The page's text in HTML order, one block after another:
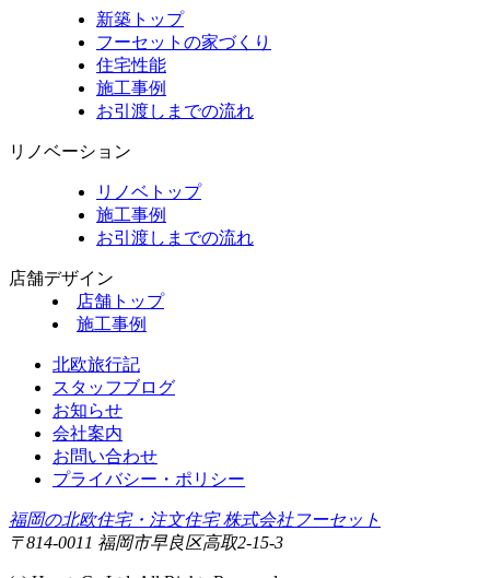
新築トップ
フーセットの家づくり
住宅性能
施工事例
お引渡しまでの流れ
リノベーション
リノベトップ
施工事例
お引渡しまでの流れ
店舗デザイン
店舗トップ
施工事例
北欧旅行記
スタッフブログ
お知らせ
会社案内
お問い合わせ
プライバシー・ポリシー
福岡の北欧住宅・注文住宅 株式会社フーセット
〒814-0011 福岡市早良区高取2-15-3